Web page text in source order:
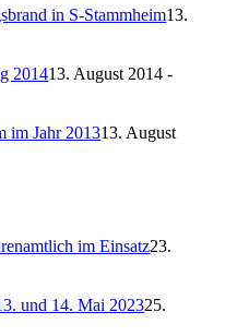
in S-Stammheim13.
201413. August 2014 -
im Jahr 201313. August
im Einsatz23.
und 14. Mai 202325.